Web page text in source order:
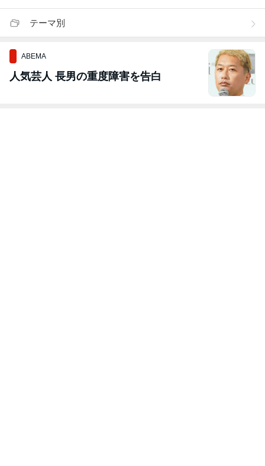
テーマ別
ABEMA
人気芸人 長男の重度障害を告白